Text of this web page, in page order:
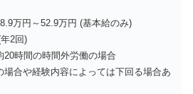
万円～52.9万円 (基本給のみ)
年2回)
時間の時間外労働の場合
合や経験内容によっては下回る場合あ